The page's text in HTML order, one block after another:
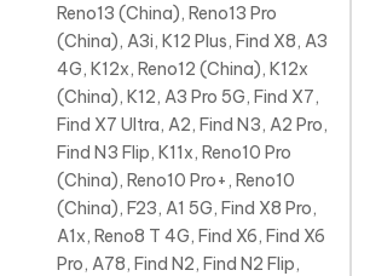
Reno13 (China), Reno13 Pro
(China), A3i, K12 Plus, Find X8, A3
4G, K12x, Reno12 (China), K12x
(China), K12, A3 Pro 5G, Find X7,
Find X7 Ultra, A2, Find N3, A2 Pro,
Find N3 Flip, K11x, Reno10 Pro
(China), Reno10 Pro+, Reno10
(China), F23, A1 5G, Find X8 Pro,
A1x, Reno8 T 4G, Find X6, Find X6
Pro, A78, Find N2, Find N2 Flip,